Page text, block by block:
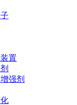
置
强剂